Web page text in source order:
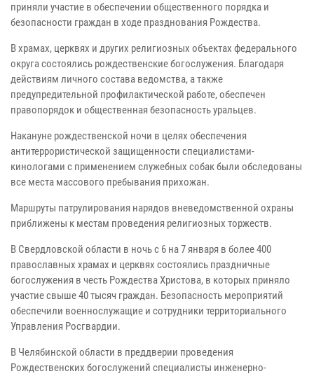
приняли участие в обеспечении общественного порядка и
безопасности граждан в ходе празднования Рождества.
В храмах, церквях и других религиозных объектах федерального
округа состоялись рождественские богослужения. Благодаря
действиям личного состава ведомства, а также
предупредительной профилактической работе, обеспечен
правопорядок и общественная безопасность уральцев.
Накануне рождественской ночи в целях обеспечения
антитеррористической защищенности специалистами-
кинологами с применением служебных собак были обследованы
все места массового пребывания прихожан.
Маршруты патрулирования нарядов вневедомственной охраны
приближены к местам проведения религиозных торжеств.
В Свердловской области в ночь с 6 на 7 января в более 400
православных храмах и церквях состоялись праздничные
богослужения в честь Рождества Христова, в которых приняло
участие свыше 40 тысяч граждан. Безопасность мероприятий
обеспечили военнослужащие и сотрудники территориального
Управления Росгвардии.
В Челябинской области в преддверии проведения
Рождественских богослужений специалисты инженерно-